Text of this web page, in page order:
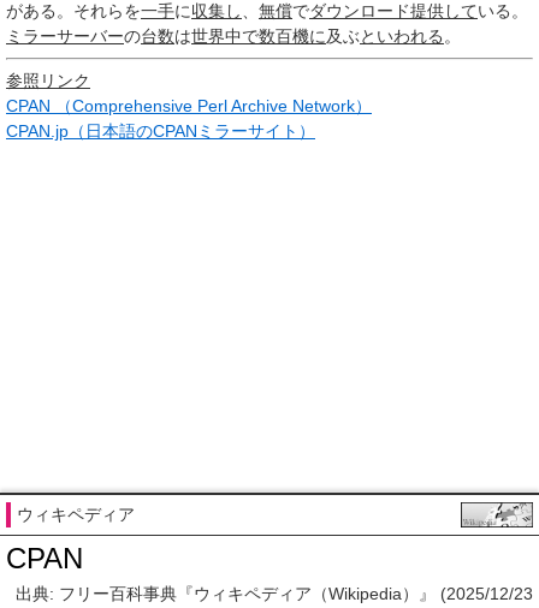
がある。それらを一手に収集し 無償でダウンロード提供している。
ミラーサーバーの台数は世界中で数百機に及ぶといわれる 。
参照リンク
CPAN （Comprehensive Perl Archive Network）
CPAN.jp（日本語のCPANミラーサイト）
ウィキペディア
CPAN
出典: フリー百科事典『ウィキペディア（Wikipedia）』 (2025/12/23